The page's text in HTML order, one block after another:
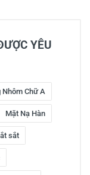
YÊU
Nhôm Chữ A
Mặt Nạ Hàn
sắt